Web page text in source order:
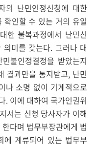
의 난민인정신청에 대한
인할 수 있는 거의 유일
한 불복과정에서 난민신
미를 갖는다. 그러나 대
불인정결정을 받았는지
결과만을 통지받고, 난민
나 소명 없이 기계적으로
. 이에 대하여 국가인권위
서는 신청 당사자가 이해
다며 법무부장관에게 법
에 계류되어 있는 법무부